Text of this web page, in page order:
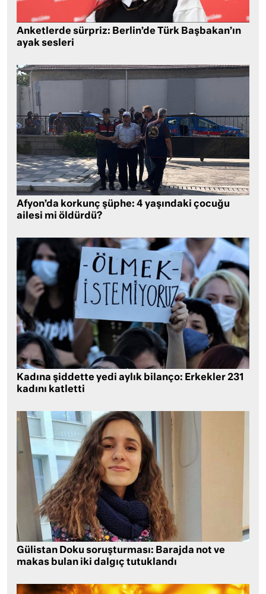
Anketlerde sürpriz: Berlin’de Türk Başbakan’ın
ayak sesleri
Afyon’da korkunç şüphe: 4 yaşındaki çocuğu
ailesi mi öldürdü?
Kadına şiddette yedi aylık bilanço: Erkekler 231
kadını katletti
Gülistan Doku soruşturması: Barajda not ve
makas bulan iki dalgıç tutuklandı